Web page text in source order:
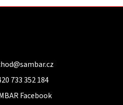
@sambar.cz
733 352 184
Facebook